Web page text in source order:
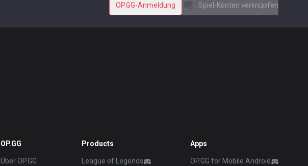
OP.GG-Anmeldung Spiel-Konten verknüpfen
OP.GG
Über OP.GG
Products
League of Legends
Apps
OP.GG for Mobile Android